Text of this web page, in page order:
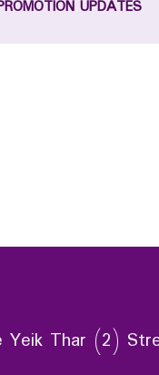
UPDATES
Yeik Thar (2)